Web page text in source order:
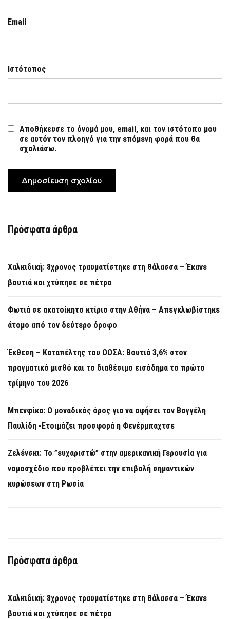
Email
Ιστότοπος
Αποθήκευσε το όνομά μου, email, και τον ιστότοπο μου
σε αυτόν τον πλοηγό για την επόμενη φορά που θα
σχολιάσω.
Πρόσφατα άρθρα
Χαλκιδική: 8χρονος τραυματίστηκε στη θάλασσα – Έκανε
βουτιά και χτύπησε σε πέτρα
Φωτιά σε ακατοίκητο κτίριο στην Αθήνα – Απεγκλωβίστηκε
άτομο από τον δεύτερο όροφο
Έκθεση – Καταπέλτης του ΟΟΣΑ: Βουτιά 3,6% στον
πραγματικό μισθό και το διαθέσιμο εισόδημα το πρώτο
τρίμηνο του 2026
Μπενφίκα: Ο μοναδικός όρος για να αφήσει τον Βαγγέλη
Παυλίδη -Ετοιμάζει προσφορά η Φενέρμπαχτσε
Ζελένσκι: Το ”ευχαριστώ” στην αμερικανική Γερουσία για
νομοσχέδιο που προβλέπει την επιβολή σημαντικών
κυρώσεων στη Ρωσία
Πρόσφατα άρθρα
Χαλκιδική: 8χρονος τραυματίστηκε στη θάλασσα – Έκανε
βουτιά και χτύπησε σε πέτρα